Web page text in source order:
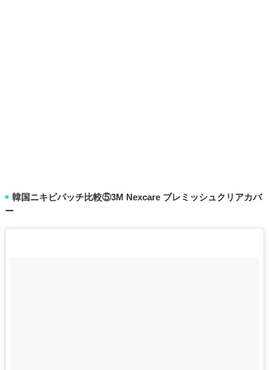
■ 韓国ニキビパッチ比較⑤3M Nexcare ブレミッシュクリアカバ
ー